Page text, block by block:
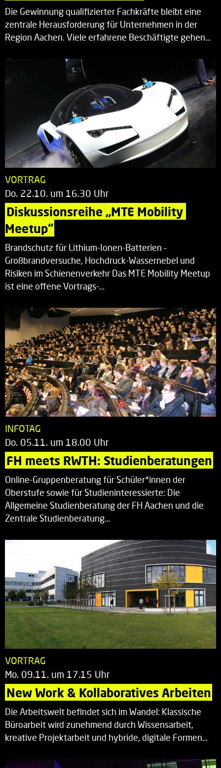
Die Gewinnung qualifizierter Fachkräfte bleibt eine
zentrale Herausforderung für Unternehmen in der
Region Aachen. Viele erfahrene Beschäftigte gehen…
VORTRAG
Do. 22.10. um 16.30 Uhr
Diskussionsreihe „MTE Mobility
Meetup“
Brandschutz für Lithium-Ionen-Batterien –
Großbrandversuche, Hochdruck-Wassernebel und
Risiken im Schienenverkehr Das MTE Mobility Meetup
ist eine offene Vortrags-…
INFOTAG
Do. 05.11. um 18.00 Uhr
FH meets RWTH: Studienberatungen
Online-Gruppenberatung für Schüler*innen der
Oberstufe sowie für Studieninteressierte: Die
Allgemeine Studienberatung der FH Aachen und die
Zentrale Studienberatung…
VORTRAG
Mo. 09.11. um 17.15 Uhr
New Work & Kollaboratives Arbeiten
Die Arbeitswelt befindet sich im Wandel: Klassische
Büroarbeit wird zunehmend durch Wissensarbeit,
kreative Projektarbeit und hybride, digitale Formen…